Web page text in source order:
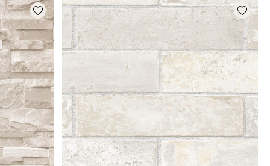
Add wishlist
wishlist